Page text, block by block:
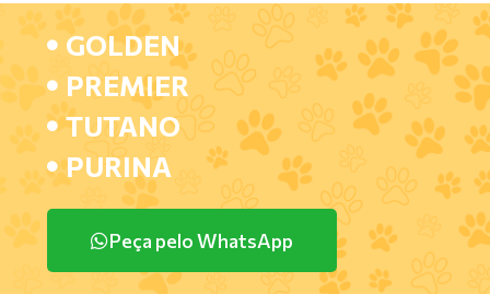
GOLDEN
PREMIER
TUTANO
PURINA
Peça pelo WhatsApp